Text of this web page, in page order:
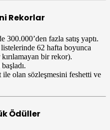
Rekorlar
300.000’den fazla satış yaptı.
62 hafta boyunca
bir rekor).
olan sözleşmesini feshetti ve
Ödüller